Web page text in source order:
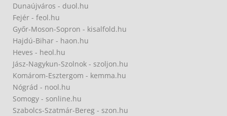
Dunaújváros - duol.hu
Fejér - feol.hu
Győr-Moson-Sopron - kisalfold.hu
Hajdú-Bihar - haon.hu
Heves - heol.hu
Jász-Nagykun-Szolnok - szoljon.hu
Komárom-Esztergom - kemma.hu
Nógrád - nool.hu
Somogy - sonline.hu
Szabolcs-Szatmár-Bereg - szon.hu